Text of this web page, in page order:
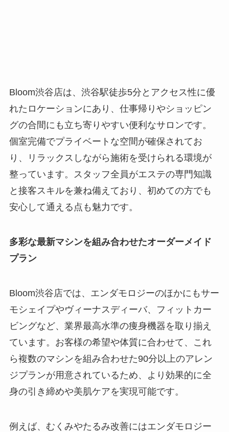
Bloom渋谷店は、渋谷駅徒歩5分とアクセス性に優
れたロケーションにあり、仕事帰りやショッピン
グの合間にも立ち寄りやすい便利なサロンです。
個室完備でプライベートな空間が確保されてお
り、リラックスしながら施術を受けられる環境が
整っています。スタッフ全員がエステの専門知識
と接客スキルを兼ね備えており、初めての方でも
安心して通える点も魅力です。
多彩な最新マシンを組み合わせたオーダーメイド
プラン
Bloom渋谷店では、エンダモロジーのほかにもサー
モシェイプやヴィーナスディーバ、フィットカー
ビングなど、業界最高水準の痩身機器を取り揃え
ています。お客様の希望や体質に合わせて、これ
ら複数のマシンを組み合わせた90分以上のアレン
ジプランが用意されているため、より効果的に全
身の引き締めや美肌ケアを実現可能です。
例えば、むくみやたるみ改善にはエンダモロジー